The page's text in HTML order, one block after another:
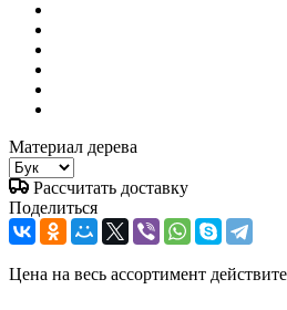
Материал дерева
Рассчитать доставку
Поделиться
Цена на весь ассортимент